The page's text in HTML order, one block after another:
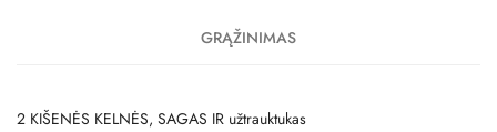
GRĄŽINIMAS
2 KIŠENĖS KELNĖS, SAGAS IR užtrauktukas